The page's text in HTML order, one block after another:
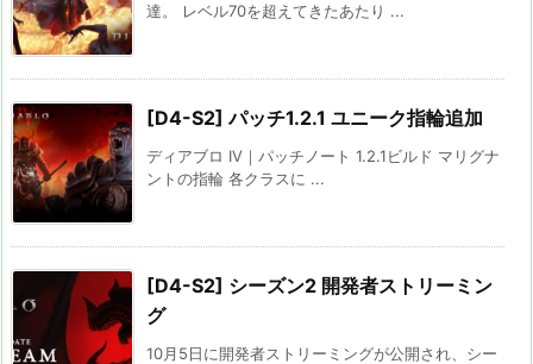
達。 レベル70を超えてきたあたり ...
[D4-S2] パッチ1.2.1 ユニーク指輪追加
ディアブロ IV｜パッチノート 1.2.1ビルド マリグナ
ントの指輪 各クラスに ...
[D4-S2] シーズン2 開発者ストリーミン
グ
10月5日に開発者ストリーミングが公開され、シー